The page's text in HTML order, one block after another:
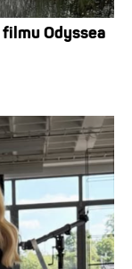
Odyssea